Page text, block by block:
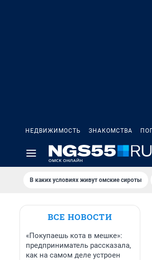
НЕДВИЖИМОСТЬ ЗНАКОМСТВА
В каких условиях живут омские сироты
ВСЕ НОВОСТИ
«Покупаешь кота в мешке»:
предприниматель рассказала,
как на самом деле устроен